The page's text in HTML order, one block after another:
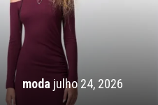
moda julho 24, 2026